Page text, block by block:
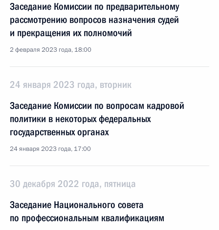
Заседание Комиссии по предварительному
рассмотрению вопросов назначения судей
и прекращения их полномочий
2 февраля 2023 года, 18:00
24 января 2023 года, вторник
Заседание Комиссии по вопросам кадровой
политики в некоторых федеральных
государственных органах
24 января 2023 года, 17:00
30 декабря 2022 года, пятница
Заседание Национального совета
по профессиональным квалификациям